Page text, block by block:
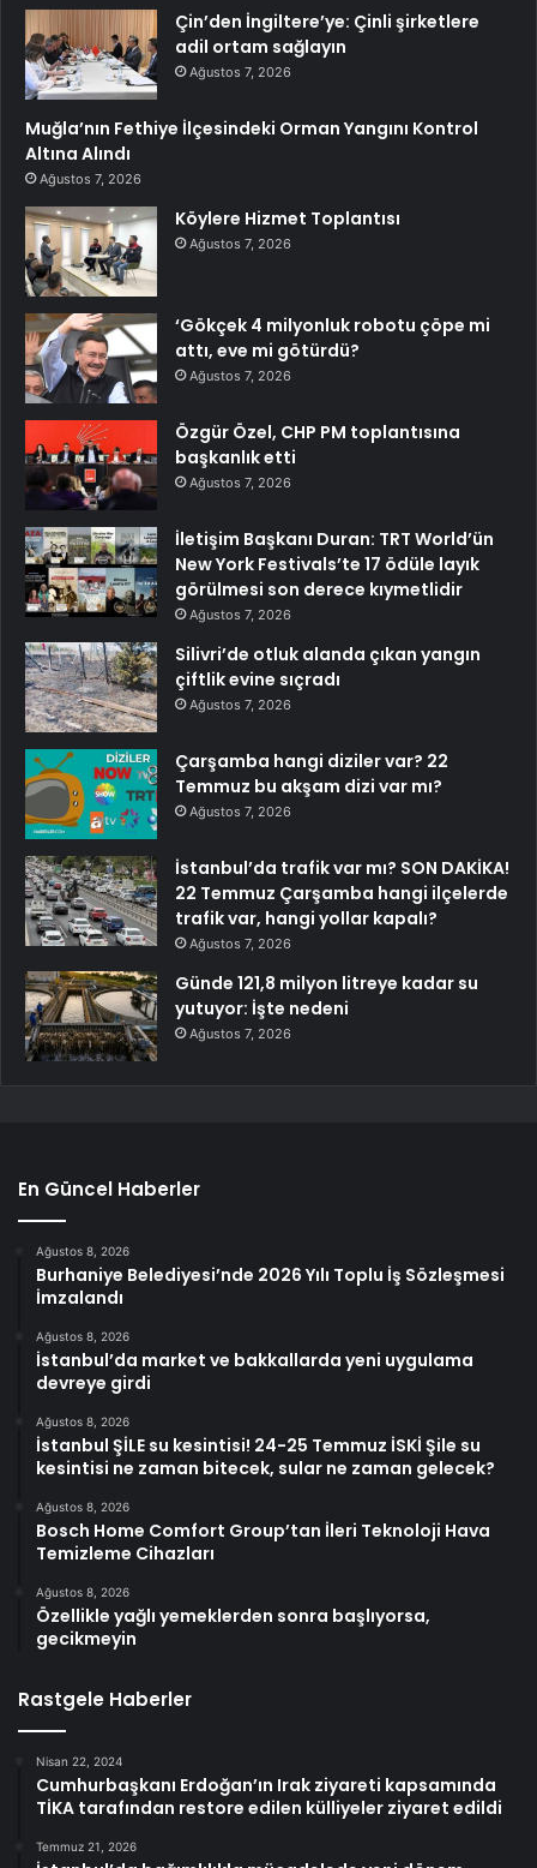
Çin’den İngiltere’ye: Çinli şirketlere
adil ortam sağlayın
Ağustos 7, 2026
Muğla’nın Fethiye İlçesindeki Orman Yangını Kontrol
Altına Alındı
Ağustos 7, 2026
Köylere Hizmet Toplantısı
Ağustos 7, 2026
‘Gökçek 4 milyonluk robotu çöpe mi
attı, eve mi götürdü?
Ağustos 7, 2026
Özgür Özel, CHP PM toplantısına
başkanlık etti
Ağustos 7, 2026
İletişim Başkanı Duran: TRT World’ün
New York Festivals’te 17 ödüle layık
görülmesi son derece kıymetlidir
Ağustos 7, 2026
Silivri’de otluk alanda çıkan yangın
çiftlik evine sıçradı
Ağustos 7, 2026
Çarşamba hangi diziler var? 22
Temmuz bu akşam dizi var mı?
Ağustos 7, 2026
İstanbul’da trafik var mı? SON DAKİKA!
22 Temmuz Çarşamba hangi ilçelerde
trafik var, hangi yollar kapalı?
Ağustos 7, 2026
Günde 121,8 milyon litreye kadar su
yutuyor: İşte nedeni
Ağustos 7, 2026
En Güncel Haberler
Ağustos 8, 2026
Burhaniye Belediyesi’nde 2026 Yılı Toplu İş Sözleşmesi
İmzalandı
Ağustos 8, 2026
İstanbul’da market ve bakkallarda yeni uygulama
devreye girdi
Ağustos 8, 2026
İstanbul ŞİLE su kesintisi! 24-25 Temmuz İSKİ Şile su
kesintisi ne zaman bitecek, sular ne zaman gelecek?
Ağustos 8, 2026
Bosch Home Comfort Group’tan İleri Teknoloji Hava
Temizleme Cihazları
Ağustos 8, 2026
Özellikle yağlı yemeklerden sonra başlıyorsa,
gecikmeyin
Rastgele Haberler
Nisan 22, 2024
Cumhurbaşkanı Erdoğan’ın Irak ziyareti kapsamında
TİKA tarafından restore edilen külliyeler ziyaret edildi
Temmuz 21, 2026